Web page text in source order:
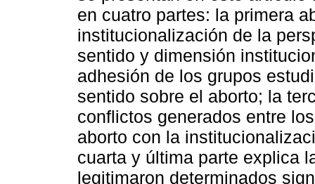
en cuatro partes: la primera
institucionalización de la
sentido y dimensión
adhesión de los grupos
sentido sobre el aborto; la
conflictos generados entre
aborto con la
cuarta y última parte explica
legitimaron determinados